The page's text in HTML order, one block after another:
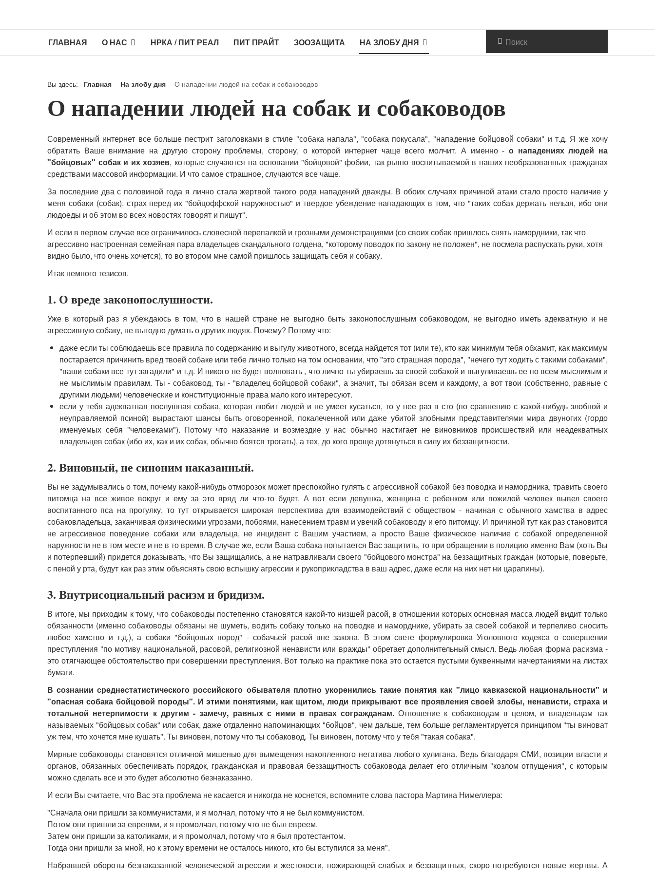
ГЛАВНАЯ О НАС НРКА / ПИТ РЕАЛ ПИТ ПРАЙТ ЗООЗАЩИТА НА ЗЛОБУ ДНЯ
Вы здесь: Главная На злобу дня О нападении людей на собак и собаководов
О нападении людей на собак и собаководов
Современный интернет все больше пестрит заголовками в стиле "собака напала", "собака покусала", "нападение бойцовой собаки" и т.д. Я же хочу
обратить Ваше внимание на другую сторону проблемы, сторону, о которой интернет чаще всего молчит. А именно - о нападениях людей на
"бойцовых" собак и их хозяев, которые случаются на основании "бойцовой" фобии, так рьяно воспитываемой в наших необразованных гражданах
средствами массовой информации. И что самое страшное, случаются все чаще.
За последние два с половиной года я лично стала жертвой такого рода нападений дважды. В обоих случаях причиной атаки стало просто наличие у
меня собаки (собак), страх перед их "бойцоффской наружностью" и твердое убеждение нападающих в том, что "таких собак держать нельзя, ибо они
людоеды и об этом во всех новостях говорят и пишут".
И если в первом случае все ограничилось словесной перепалкой и грозными демонстрациями (со своих собак пришлось снять намордники, так что
агрессивно настроенная семейная пара владельцев скандального голдена, "которому поводок по закону не положен", не посмела распускать руки, хотя
видно было, что очень хочется), то во втором мне самой пришлось защищать себя и собаку.
Итак немного тезисов.
1. О вреде законопослушности.
Уже в который раз я убеждаюсь в том, что в нашей стране не выгодно быть законопослушным собаководом, не выгодно иметь адекватную и не
агрессивную собаку, не выгодно думать о других людях. Почему? Потому что:
даже если ты соблюдаешь все правила по содержанию и выгулу животного, всегда найдется тот (или те), кто как минимум тебя обхамит, как максимум
постарается причинить вред твоей собаке или тебе лично только на том основании, что "это страшная порода", "нечего тут ходить с такими собаками",
"ваши собаки все тут загадили" и т.д. И никого не будет волновать , что лично ты убираешь за своей собакой и выгуливаешь ее по всем мыслимым и
не мыслимым правилам. Ты - собаковод, ты - "владелец бойцовой собаки", а значит, ты обязан всем и каждому, а вот твои (собственно, равные с
другими людьми) человеческие и конституционные права мало кого интересуют.
если у тебя адекватная послушная собака, которая любит людей и не умеет кусаться, то у нее раз в сто (по сравнению с какой-нибудь злобной и
неуправляемой псиной) вырастают шансы быть оговоренной, покалеченной или даже убитой злобными представителями мира двуногих (гордо
именуемых себя "человеками"). Потому что наказание и возмездие у нас обычно настигает не виновников происшествий или неадекватных
владельцев собак (ибо их, как и их собак, обычно боятся трогать), а тех, до кого проще дотянуться в силу их беззащитности.
2. Виновный, не синоним наказанный.
Вы не задумывались о том, почему какой-нибудь отморозок может преспокойно гулять с агрессивной собакой без поводка и намордника, травить своего
питомца на все живое вокруг и ему за это вряд ли что-то будет. А вот если девушка, женщина с ребенком или пожилой человек вывел своего
воспитанного пса на прогулку, то тут открывается широкая перспектива для взаимодействий с обществом - начиная с обычного хамства в адрес
собаковладельца, заканчивая физическими угрозами, побоями, нанесением травм и увечий собаководу и его питомцу. И причиной тут как раз становится
не агрессивное поведение собаки или владельца, не инцидент с Вашим участием, а просто Ваше физическое наличие с собакой определенной
наружности не в том месте и не в то время. В случае же, если Ваша собака попытается Вас защитить, то при обращении в полицию именно Вам (хоть Вы
и потерпевший) придется доказывать, что Вы защищались, а не натравливали своего "бойцового монстра" на беззащитных граждан (которые, поверьте,
с пеной у рта, будут как раз этим объяснять свою вспышку агрессии и рукоприкладства в ваш адрес, даже если на них нет ни царапины).
3. Внутрисоциальный расизм и бридизм.
В итоге, мы приходим к тому, что собаководы постепенно становятся какой-то низшей расой, в отношении которых основная масса людей видит только
обязанности (именно собаководы обязаны не шуметь, водить собаку только на поводке и наморднике, убирать за своей собакой и терпеливо сносить
любое хамство и т.д.), а собаки "бойцовых пород" - собачьей расой вне закона. В этом свете формулировка Уголовного кодекса о совершении
преступления "по мотиву национальной, расовой, религиозной ненависти или вражды" обретает дополнительный смысл. Ведь любая форма расизма -
это отягчающее обстоятельство при совершении преступления. Вот только на практике пока это остается пустыми буквенными начертаниями на листах
бумаги.
В сознании среднестатистического российского обывателя плотно укоренились такие понятия как "лицо кавказской национальности" и
"опасная собака бойцовой породы". И этими понятиями, как щитом, люди прикрывают все проявления своей злобы, ненависти, страха и
тотальной нетерпимости к другим - замечу, равных с ними в правах согражданам.Отношение к собаководам в целом, и владельцам так
называемых "бойцовых собак" или собак, даже отдаленно напоминающих "бойцов", чем дальше, тем больше регламентируется принципом "ты виноват
уж тем, что хочется мне кушать". Ты виновен, потому что ты собаковод. Ты виновен, потому что у тебя "такая собака".
Мирные собаководы становятся отличной мишенью для вымещения накопленного негатива любого хулигана. Ведь благодаря СМИ, позиции власти и
органов, обязанных обеспечивать порядок, гражданская и правовая беззащитность собаковода делает его отличным "козлом отпущения", с которым
можно сделать все и это будет абсолютно безнаказанно.
И если Вы считаете, что Вас эта проблема не касается и никогда не коснется, вспомните слова пастора Мартина Нимеллера:
"Сначала они пришли за коммунистами, и я молчал, потому что я не был коммунистом.
Потом они пришли за евреями, и я промолчал, потому что не был евреем.
Затем они пришли за католиками, и я промолчал, потому что я был протестантом.
Тогда они пришли за мной, но к этому времени не осталось никого, кто бы вступился за меня".
Набравшей обороты безнаказанной человеческой агрессии и жестокости, пожирающей слабых и беззащитных, скоро потребуются новые жертвы. А